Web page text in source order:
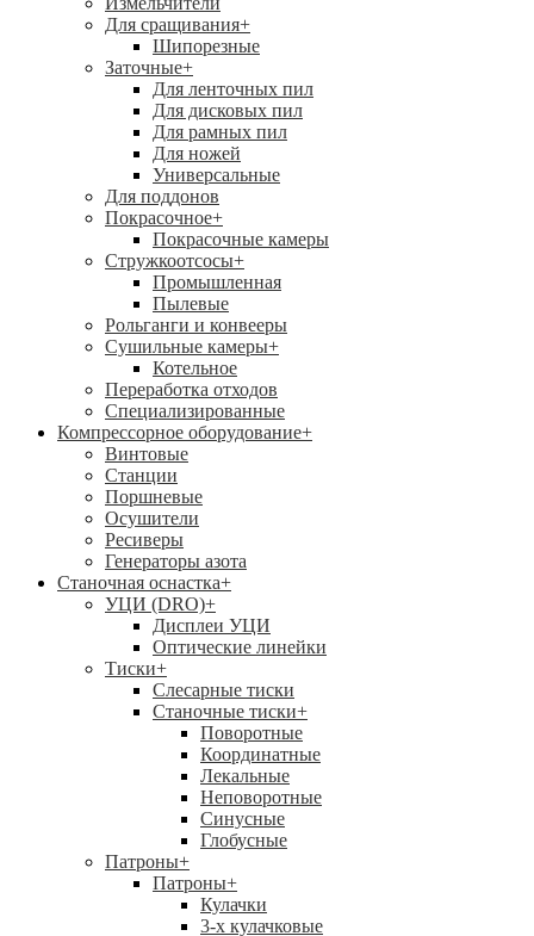
Для сращивания+
Шипорезные
Заточные+
Для ленточных пил
Для дисковых пил
Для рамных пил
Для ножей
Универсальные
Для поддонов
Покрасочное+
Покрасочные камеры
Стружкоотсосы+
Промышленная
Пылевые
Рольганги и конвееры
Сушильные камеры+
Котельное
Переработка отходов
Специализированные
Компрессорное оборудование+
Винтовые
Станции
Поршневые
Осушители
Ресиверы
Генераторы азота
Станочная оснастка+
УЦИ (DRO)+
Дисплеи УЦИ
Оптические линейки
Тиски+
Слесарные тиски
Станочные тиски+
Поворотные
Координатные
Лекальные
Неповоротные
Синусные
Глобусные
Патроны+
Патроны+
Кулачки
3-х кулачковые